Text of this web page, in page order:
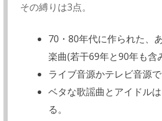
その縛りは3点。
70・80年代に作られた、
楽曲(若干69年と90年も含
ライブ音源かテレビ音源で
ベタな歌謡曲とアイドル
る。